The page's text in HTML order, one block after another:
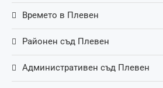
Времето в Плевен
Районен съд Плевен
Административен съд Плевен